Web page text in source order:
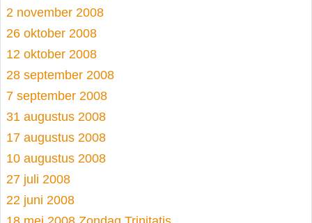
2 november 2008
26 oktober 2008
12 oktober 2008
28 september 2008
7 september 2008
31 augustus 2008
17 augustus 2008
10 augustus 2008
27 juli 2008
22 juni 2008